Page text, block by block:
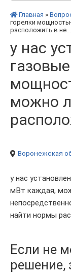
Главная »
горелки
расположить в не...
у нас
можно
Воронежская
у нас
мВт каждая,
найти нормы
Если не
решение,